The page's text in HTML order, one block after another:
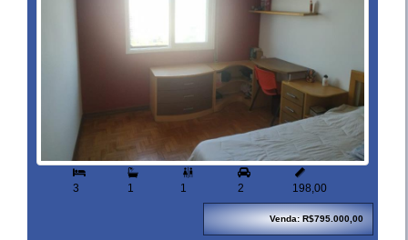
3 1

1 2

198,00
Venda: R$795.000,00